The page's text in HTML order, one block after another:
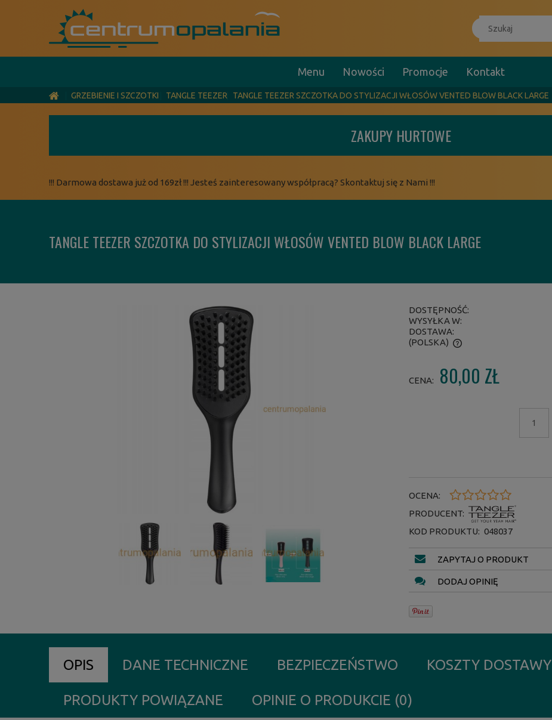
Menu Nowości Promocje Kontakt
GRZEBIENIE I SZCZOTKI TANGLE TEEZER TANGLE TEEZER SZCZOTKA DO STYLIZACJI WŁOSÓW VENTED BLOW BLACK LARGE
ZAKUPY HURTOWE
!!! Darmowa dostawa już od 169zł !!! Jesteś zainteresowany współpracą? Skontaktuj się z Nami !!!
TANGLE TEEZER SZCZOTKA DO STYLIZACJI WŁOSÓW VENTED BLOW BLACK LARGE
DOSTĘPNOŚĆ:
WYSYŁKA W:
DOSTAWA:
(POLSKA)
CENA: 80,00 ZŁ
OCENA:
PRODUCENT:
KOD PRODUKTU: 048037
ZAPYTAJ O PRODUKT
DODAJ OPINIĘ
OPIS DANE TECHNICZNE BEZPIECZEŃSTWO KOSZTY DOSTAWY
PRODUKTY POWIĄZANE OPINIE O PRODUKCIE (0)